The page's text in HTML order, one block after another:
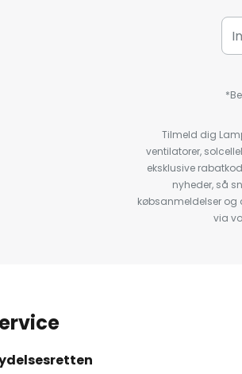
Tilmeld dig
ventilatorer,
eksklusive
nyheder, så
købsanmeldelser og
via